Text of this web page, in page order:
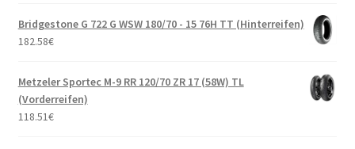
Bridgestone G 722 G WSW 180/70 - 15 76H TT (Hinterreifen)
182.58€
Metzeler Sportec M-9 RR 120/70 ZR 17 (58W) TL
(Vorderreifen)
118.51€